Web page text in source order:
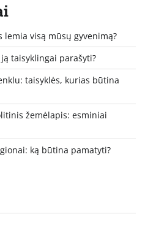
lemia visą mūsų gyvenimą?
taisyklingai parašyti?
taisyklės, kurias būtina
žemėlapis: esminiai
ką būtina pamatyti?